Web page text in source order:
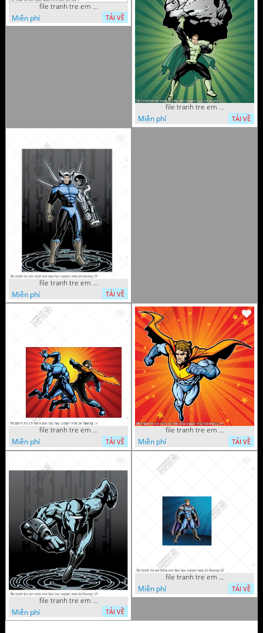
file tranh tre em nguoi nhen mam non tieu hoc 1
Miễn phí
TẢI VỀ
file tranh tre em mam non tieu hoc supper man toi thuong 35
Miễn phí
TẢI VỀ
file tranh tre em mam non tieu hoc supper man toi thuong 29
Miễn phí
TẢI VỀ
file tranh tre em mam non tieu hoc supper man toi thuong 26
Miễn phí
TẢI VỀ
file tranh tre em mam non tieu hoc supper man toi thuong 22
Miễn phí
TẢI VỀ
file tranh tre em mam non tieu hoc supper man toi thuong 19
Miễn phí
TẢI VỀ
file tranh tre em mam non tieu hoc supper man toi thuong 15
Miễn phí
TẢI VỀ